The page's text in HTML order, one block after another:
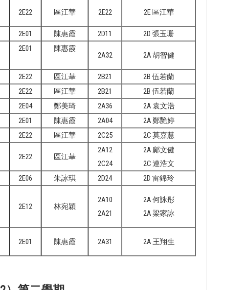
2E22 區江華 2E22 2E 區江華
2E01 陳惠霞 2D11 2D 張玉珊
2E01 陳惠霞
2A32 2A 胡智健
2E22 區江華 2B21
2B 伍若蘭
2E22 區江華 2B21
2B 伍若蘭
2E04 鄭美琦 2A36
2A 袁文浩
2E01 陳惠霞 2A04
2A 鄭艷婷
2E22 區江華 2C25 2C 莫嘉慧
2E22 區江華
2A12
2C24
2A 鄺文健
2C 連浩文
2E06 朱詠琪 2D24 2D 雷錦玲
2E12 林宛穎
2A10
2A21
2A 何詠彤
2A 梁家詠
2E01 陳惠霞 2A31 2A 王翔生